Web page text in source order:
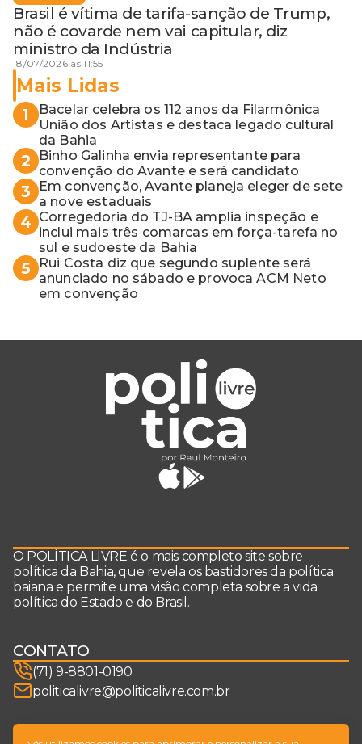
Brasil é vítima de tarifa-sanção de Trump,
não é covarde nem vai capitular, diz
ministro da Indústria
18/07/2026 às 11:55
Mais Lidas
1
Bacelar celebra os 112 anos da Filarmônica
União dos Artistas e destaca legado cultural
da Bahia
2
Binho Galinha envia representante para
convenção do Avante e será candidato
3
Em convenção, Avante planeja eleger de sete
a nove estaduais
4 Corregedoria do TJ-BA amplia inspeção e
inclui mais três comarcas em força-tarefa no
sul e sudoeste da Bahia
5
Rui Costa diz que segundo suplente será
anunciado no sábado e provoca ACM Neto
em convenção
O POLÍTICA LIVRE é o mais completo site sobre
política da Bahia, que revela os bastidores da política
baiana e permite uma visão completa sobre a vida
política do Estado e do Brasil.
CONTATO
(71) 9-8801-0190
politicalivre@politicalivre.com.br